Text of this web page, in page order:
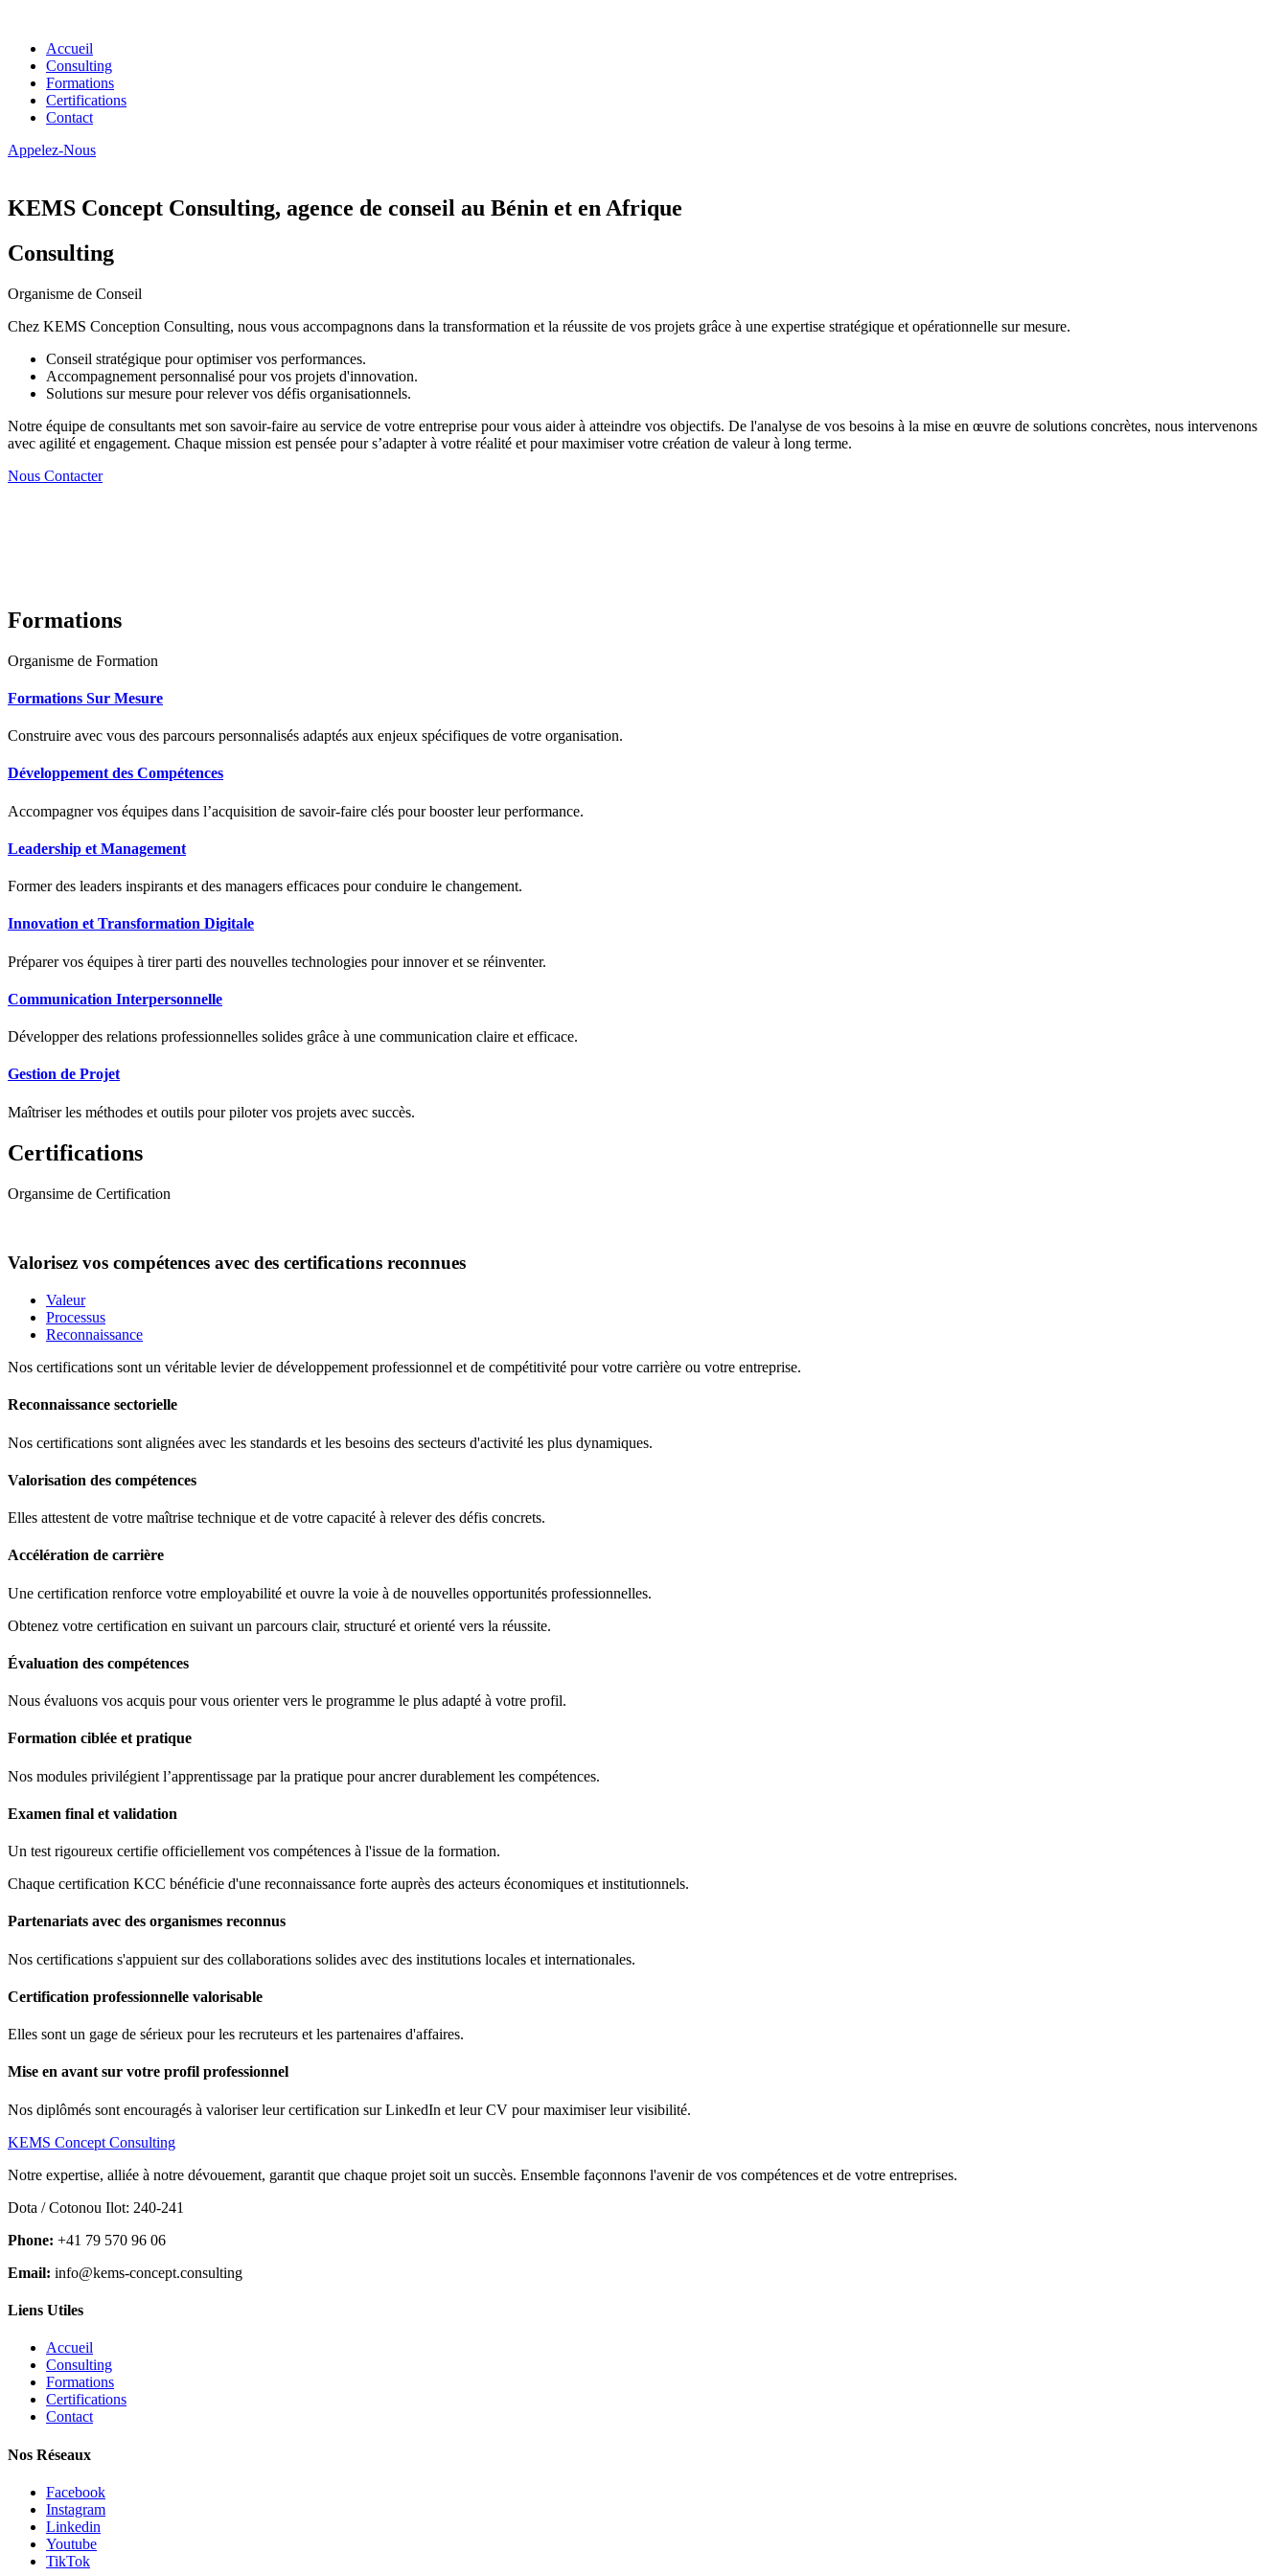
Accueil
Consulting
Formations
Certifications
Contact
Appelez-Nous
KEMS Concept Consulting, agence de conseil au Bénin et en Afrique
Consulting
Organisme de Conseil
Chez KEMS Conception Consulting, nous vous accompagnons dans la transformation et la réussite de vos projets grâce à une expertise stratégique et opérationnelle sur mesure.
Conseil stratégique pour optimiser vos performances.
Accompagnement personnalisé pour vos projets d'innovation.
Solutions sur mesure pour relever vos défis organisationnels.
Notre équipe de consultants met son savoir-faire au service de votre entreprise pour vous aider à atteindre vos objectifs. De l'analyse de vos besoins à la mise en œuvre de solutions concrètes, nous intervenons
avec agilité et engagement. Chaque mission est pensée pour s’adapter à votre réalité et pour maximiser votre création de valeur à long terme.
Nous Contacter
Formations
Organisme de Formation
Formations Sur Mesure
Construire avec vous des parcours personnalisés adaptés aux enjeux spécifiques de votre organisation.
Développement des Compétences
Accompagner vos équipes dans l’acquisition de savoir-faire clés pour booster leur performance.
Leadership et Management
Former des leaders inspirants et des managers efficaces pour conduire le changement.
Innovation et Transformation Digitale
Préparer vos équipes à tirer parti des nouvelles technologies pour innover et se réinventer.
Communication Interpersonnelle
Développer des relations professionnelles solides grâce à une communication claire et efficace.
Gestion de Projet
Maîtriser les méthodes et outils pour piloter vos projets avec succès.
Certifications
Organsime de Certification
Valorisez vos compétences avec des certifications reconnues
Valeur
Processus
Reconnaissance
Nos certifications sont un véritable levier de développement professionnel et de compétitivité pour votre carrière ou votre entreprise.
Reconnaissance sectorielle
Nos certifications sont alignées avec les standards et les besoins des secteurs d'activité les plus dynamiques.
Valorisation des compétences
Elles attestent de votre maîtrise technique et de votre capacité à relever des défis concrets.
Accélération de carrière
Une certification renforce votre employabilité et ouvre la voie à de nouvelles opportunités professionnelles.
Obtenez votre certification en suivant un parcours clair, structuré et orienté vers la réussite.
Évaluation des compétences
Nous évaluons vos acquis pour vous orienter vers le programme le plus adapté à votre profil.
Formation ciblée et pratique
Nos modules privilégient l’apprentissage par la pratique pour ancrer durablement les compétences.
Examen final et validation
Un test rigoureux certifie officiellement vos compétences à l'issue de la formation.
Chaque certification KCC bénéficie d'une reconnaissance forte auprès des acteurs économiques et institutionnels.
Partenariats avec des organismes reconnus
Nos certifications s'appuient sur des collaborations solides avec des institutions locales et internationales.
Certification professionnelle valorisable
Elles sont un gage de sérieux pour les recruteurs et les partenaires d'affaires.
Mise en avant sur votre profil professionnel
Nos diplômés sont encouragés à valoriser leur certification sur LinkedIn et leur CV pour maximiser leur visibilité.
KEMS Concept Consulting
Notre expertise, alliée à notre dévouement, garantit que chaque projet soit un succès. Ensemble façonnons l'avenir de vos compétences et de votre entreprises.
Dota / Cotonou Ilot: 240-241
Phone: +41 79 570 96 06
Email: info@kems-concept.consulting
Liens Utiles
Accueil
Consulting
Formations
Certifications
Contact
Nos Réseaux
Facebook
Instagram
Linkedin
Youtube
TikTok